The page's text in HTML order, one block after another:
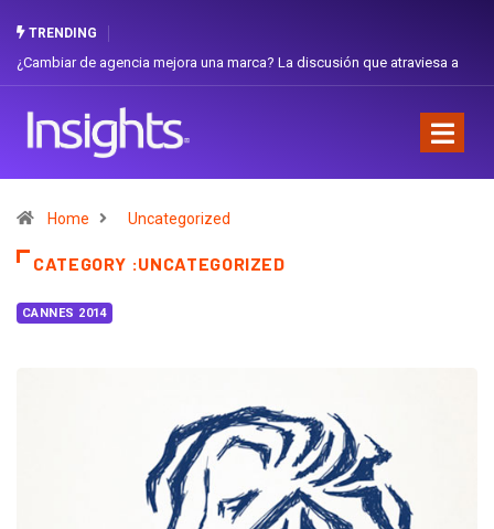
TRENDING
Gabriela Herrera y el arte de cambiarse el sombrero en Corporación
Home Uncategorized
CATEGORY :UNCATEGORIZED
CANNES 2014